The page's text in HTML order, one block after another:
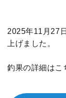
2025年11月27
上げました。
釣果の詳細はこ